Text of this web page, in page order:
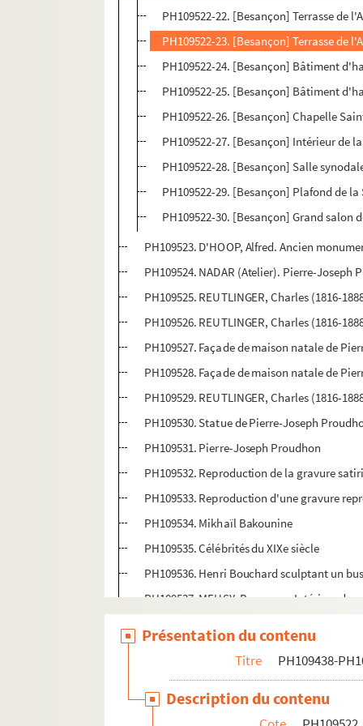
PH109522-22. [Besançon] Terrasse de
PH109522-23. [Besançon] Terrasse de
PH109522-24. [Besançon] Bâtiment
PH109522-25. [Besançon] Bâtiment
PH109522-26. [Besançon] Chapelle
PH109522-27. [Besançon] Intérieur de
PH109522-28. [Besançon] Salle
PH109522-29. [Besançon] Plafond de
PH109522-30. [Besançon] Grand salon
PH109523. D'HOOP, Alfred. Ancien
PH109524. NADAR (Atelier). Pierre-Joseph
PH109525. REUTLINGER, Charles (1816-
PH109526. REUTLINGER, Charles (1816-
PH109527. Façade de maison natale de
PH109528. Façade de maison natale de
PH109529. REUTLINGER, Charles (1816-
PH109530. Statue de Pierre-Joseph
PH109531. Pierre-Joseph Proudhon
PH109532. Reproduction de la gravure
PH109533. Reproduction d'une gravure
PH109534. Mikhaïl Bakounine
PH109535. Célébrités du XIXe siècle
PH109536. Henri Bouchard sculptant un
PH109537. MEUSY, Besançon. Intérieur
PH109541. Lancement d'une passerelle
Présentation du contenu
Titre PH109438-
Description du contenu